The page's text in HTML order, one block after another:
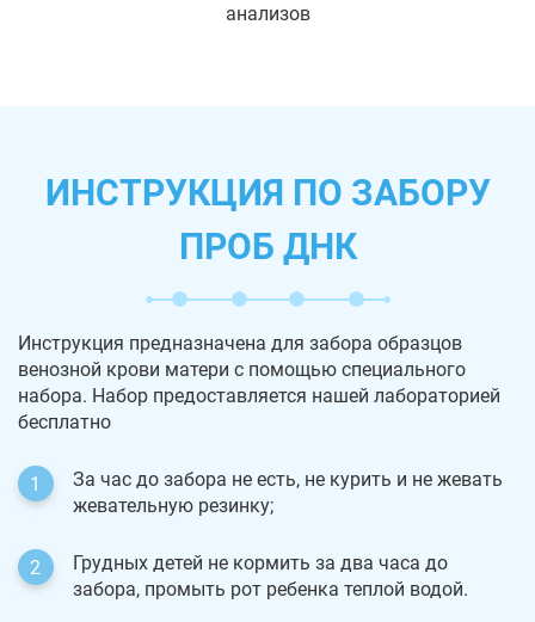
анализов
ИНСТРУКЦИЯ ПО ЗАБОРУ
ПРОБ ДНК
Инструкция предназначена для забора образцов
венозной крови матери с помощью специального
набора. Набор предоставляется нашей лабораторией
бесплатно
За час до забора не есть, не курить и не жевать
жевательную резинку;
Грудных детей не кормить за два часа до
забора, промыть рот ребенка теплой водой.